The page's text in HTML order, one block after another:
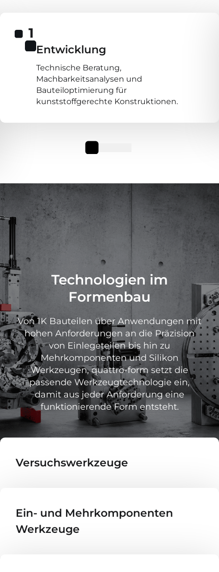
Entwicklung
Technische Beratung,
Machbarkeitsanalysen und
Bauteiloptimierung für
kunststoffgerechte Konstruktionen.
Technologien im
Formenbau
Von 1K Bauteilen über Anwendungen mit
hohen Anforderungen an die Präzision
von Einlegeteilen bis hin zu
Mehrkomponenten und Silikon
Werkzeugen, quattro-form setzt die
passende Werkzeugtechnologie ein,
damit aus jeder Anforderung eine
funktionierende Form entsteht.
Versuchswerkzeuge
Ein- und Mehr­kom­po­nenten
Werkzeuge